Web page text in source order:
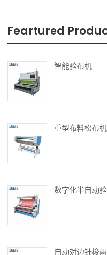
Feartured
智能验布机
重型布料松布
数字化半自动
自动对边针梭